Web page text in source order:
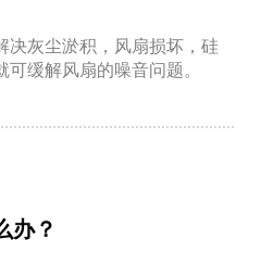
决灰尘淤积，风扇损坏，硅
缓解风扇的噪音问题。
办？